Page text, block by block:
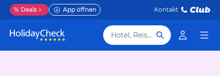
% Deals App öffnen Kontakt
Hotel, Reiseziel